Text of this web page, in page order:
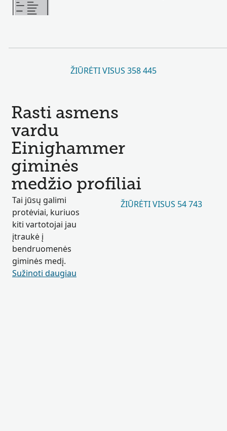
ŽIŪRĖTI VISUS 358 445
Rasti asmens
vardu
Einighammer
giminės
medžio profiliai
Tai jūsų galimi
protėviai, kuriuos
kiti vartotojai jau
įtraukė į
bendruomenės
giminės medį.
Sužinoti daugiau
ŽIŪRĖTI VISUS 54 743